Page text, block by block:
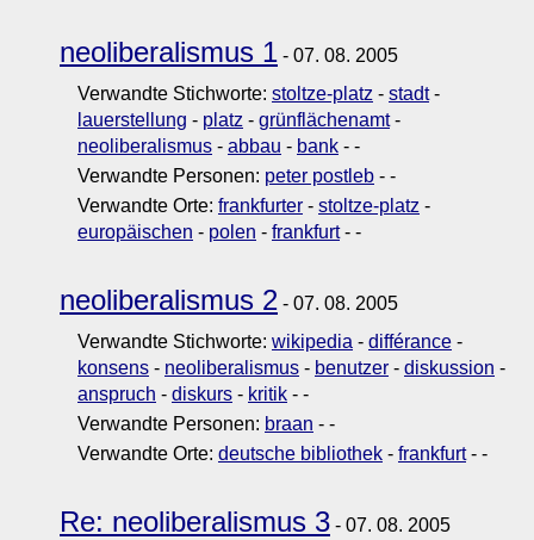
neoliberalismus 1 - 07. 08. 2005
Verwandte Stichworte: stoltze-platz - stadt-
lauerstellung - platz - grünflächenamt-
neoliberalismus - abbau - bank - -
Verwandte Personen: peter postleb - -
Verwandte Orte: frankfurter - stoltze-platz -
europäischen - polen - frankfurt- -
neoliberalismus 2 - 07. 08. 2005
Verwandte Stichworte: wikipedia - différance -
konsens - neoliberalismus - benutzer - diskussion -
anspruch - diskurs - kritik - -
Verwandte Personen: braan - -
Verwandte Orte: deutsche bibliothek - frankfurt- -
Re: neoliberalismus 3 - 07. 08. 2005